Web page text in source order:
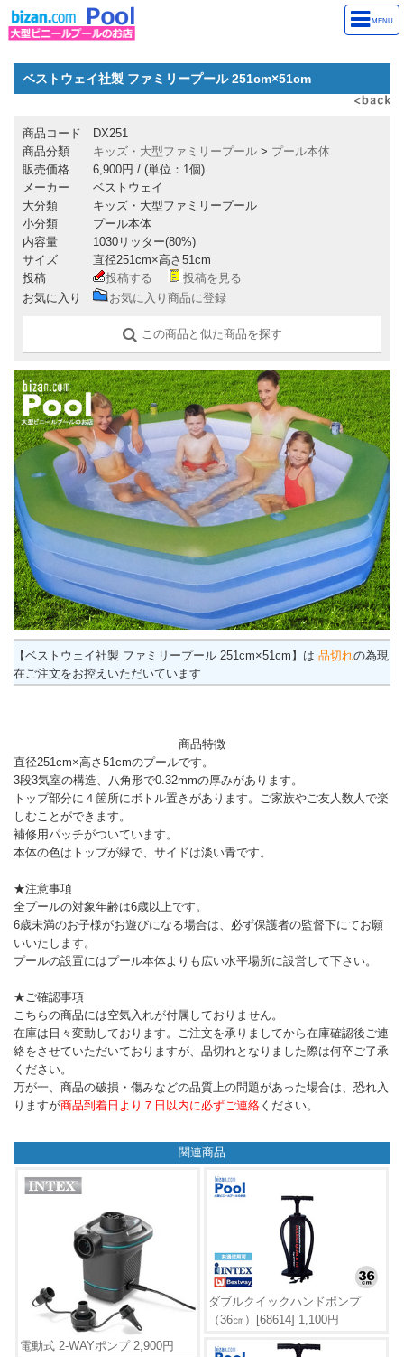
MENU
ベストウェイ社製 ファミリープール 251cm×51cm
商品コード
DX251
商品分類
キッズ・大型ファミリープール > プール本体
販売価格
6,900円 / (単位：1個)
メーカー
ベストウェイ
大分類
キッズ・大型ファミリープール
小分類
プール本体
内容量
1030リッター(80%)
サイズ
直径251cm×高さ51cm
投稿
投稿する
投稿を見る
お気に入り
お気に入り商品に登録
この商品と似た商品を探す
【ベストウェイ社製 ファミリープール 251cm×51cm】は 品切れの為現
在ご注文をお控えいただいています
商品特徴
直径251cm×高さ51cmのプールです。
3段3気室の構造、八角形で0.32mmの厚みがあります。
トップ部分に４箇所にボトル置きがあります。ご家族やご友人数人で楽
しむことができます。
補修用パッチがついています。
本体の色はトップが緑で、サイドは淡い青です。
★注意事項
全プールの対象年齢は6歳以上です。
6歳未満のお子様がお遊びになる場合は、必ず保護者の監督下にてお願
いいたします。
プールの設置にはプール本体よりも広い水平場所に設営して下さい。
★ご確認事項
こちらの商品には空気入れが付属しておりません。
在庫は日々変動しております。ご注文を承りましてから在庫確認後ご連
絡をさせていただいておりますが、品切れとなりました際は何卒ご了承
ください。
万が一、商品の破損・傷みなどの品質上の問題があった場合は、恐れ入
りますが商品到着日より７日以内に必ずご連絡 ください。
関連商品
電動式 2-WAYポンプ 2,900円
ダブルクイックハンドポンプ
（36㎝）[68614] 1,100円